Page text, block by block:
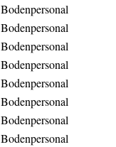
Bodenpersonal
Bodenpersonal
Bodenpersonal
Bodenpersonal
Bodenpersonal
Bodenpersonal
Bodenpersonal
Bodenpersonal